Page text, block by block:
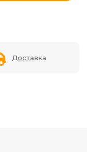
Доставка